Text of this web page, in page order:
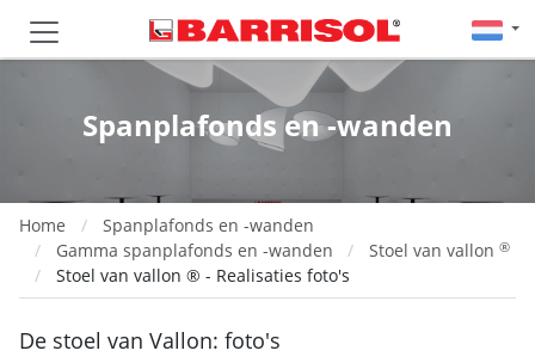
Spanplafonds en -wanden
Home
Spanplafonds en -wanden
Gamma spanplafonds en -wanden
Stoel van vallon®
Stoel van vallon ® - Realisaties foto's
De stoel van Vallon: foto's